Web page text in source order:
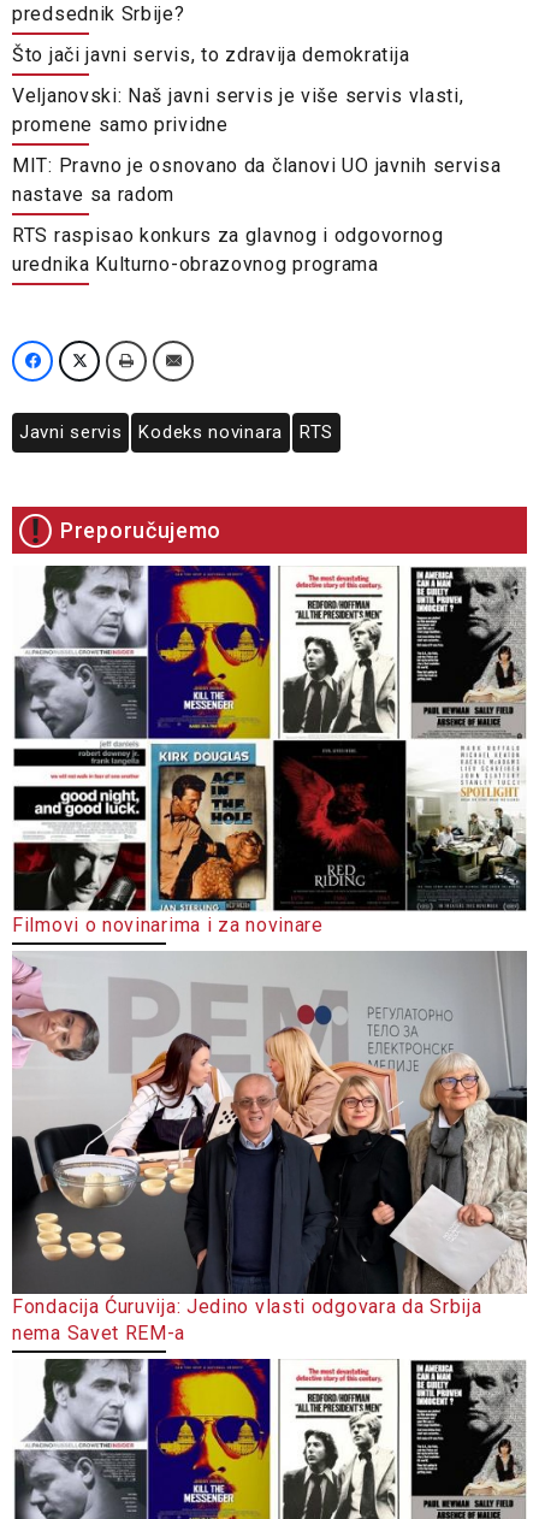
predsednik Srbije?
Što jači javni servis, to zdravija demokratija
Veljanovski: Naš javni servis je više servis vlasti,
promene samo prividne
MIT: Pravno je osnovano da članovi UO javnih servisa
nastave sa radom
RTS raspisao konkurs za glavnog i odgovornog
urednika Kulturno-obrazovnog programa
Javni servis Kodeks novinara RTS
Preporučujemo
Filmovi o novinarima i za novinare
Fondacija Ćuruvija: Jedino vlasti odgovara da Srbija
nema Savet REM-a